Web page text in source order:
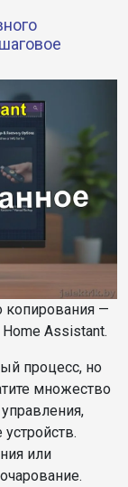
копирования —
Assistant.
процесс, но
множество
или